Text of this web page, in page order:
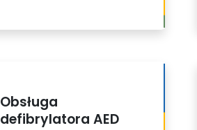
Obsługa
defibrylatora AED